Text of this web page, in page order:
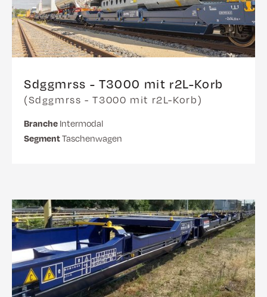
Sdggmrss - T3000 mit r2L-Korb
(Sdggmrss - T3000 mit r2L-Korb)
Branche Intermodal
SegmentTaschenwagen